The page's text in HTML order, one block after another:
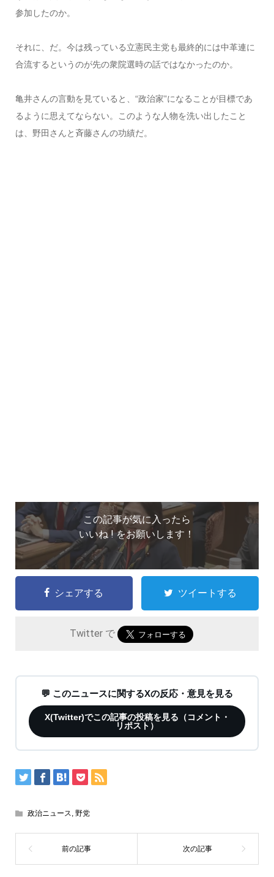
参加したのか。
それに、だ。今は残っている立憲民主党も最終的には中革連に
合流するというのが先の衆院選時の話ではなかったのか。
亀井さんの言動を見ていると、“政治家”になることが目標であ
るように思えてならない。このような人物を洗い出したこと
は、野田さんと斉藤さんの功績だ。
この記事が気に入ったら
いいね ! をお願いします！
シェアする ツイートする
Twitter で
💬 このニュースに関するXの反応・意見を見る
X(Twitter)でこの記事の投稿を見る（コメント・
リポスト）
政治ニュース, 野党